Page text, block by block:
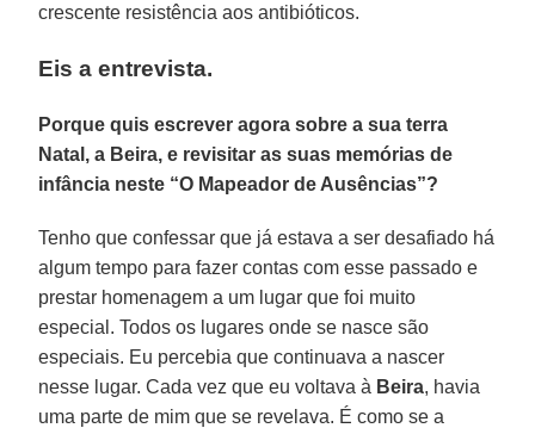
crescente resistência aos antibióticos.
Eis a entrevista.
Porque quis escrever agora sobre a sua terra
Natal, a Beira, e revisitar as suas memórias de
infância neste “O Mapeador de Ausências”?
Tenho que confessar que já estava a ser desafiado há
algum tempo para fazer contas com esse passado e
prestar homenagem a um lugar que foi muito
especial. Todos os lugares onde se nasce são
especiais. Eu percebia que continuava a nascer
nesse lugar. Cada vez que eu voltava à Beira, havia
uma parte de mim que se revelava. É como se a